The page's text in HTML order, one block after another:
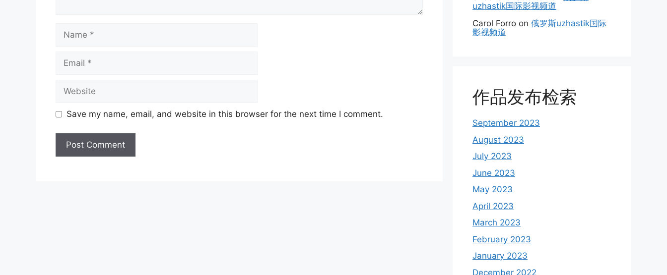
Name
Email
Website
Save my name, email, and website in this browser for the next time I comment.
uzhastik国际影视频道
Carol Forro on 俄罗斯uzhastik国际
影视频道
作品发布检索
September 2023
August 2023
July 2023
June 2023
May 2023
April 2023
March 2023
February 2023
January 2023
December 2022